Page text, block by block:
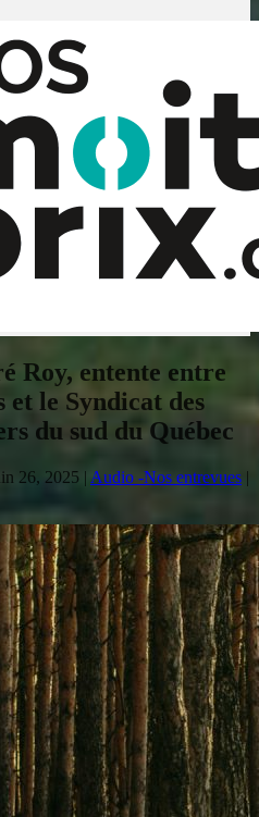
Roy, entente entre
et le Syndicat des
du sud du Québec
26, 2025 | Audio -Nos entrevues |